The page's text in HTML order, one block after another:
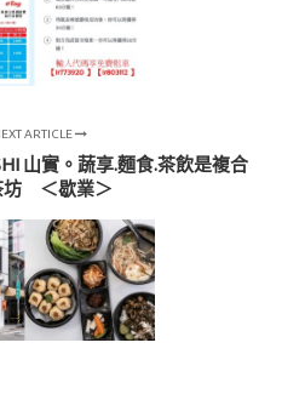
ARTICLE
山實。蔬享.麵食.茶飲是複合
坊 ＜歇業＞